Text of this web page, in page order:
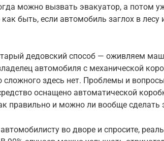
можно вызвать эвакуатор, а потом
быть, если автомобиль заглох в лесу
дедовский способ — оживляем
автомобиля с механической
сложного здесь нет. Проблемы и
оснащено автоматической
правильно и можно ли вообще сделать
во дворе и спросите,